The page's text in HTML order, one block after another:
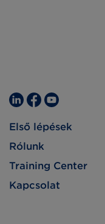
Első lépések
Rólunk
Training Center
Kapcsolat